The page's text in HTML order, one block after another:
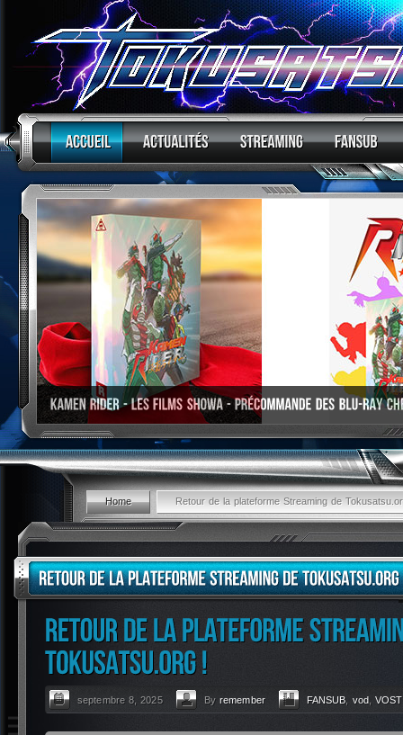
Home Retour de la plateforme Streaming de
septembre 8, 2025 Byremember FANSUB vod,